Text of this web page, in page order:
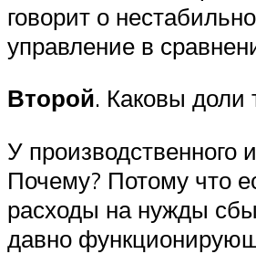
говорит о
управление в
Второй. Каковы доли
У
Почему? Потому что
расходы на нужды
давно